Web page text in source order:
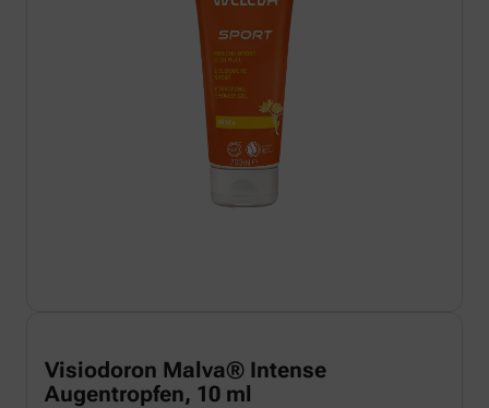
Visiodoron Malva® Intense
Augentropfen, 10 ml